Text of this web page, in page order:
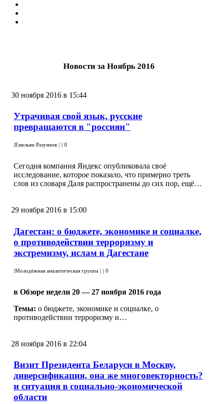
Новости за Ноябрь 2016
30 ноября 2016 в 15:44
Утрачивая свой язык, русские
превращаются в "россиян"
|Емельян Разумеев | | 0
Сегодня компания Яндекс опубликовала своё
исследование, которое показало, что примерно треть
слов из словаря Даля распространены до сих пор, ещё…
29 ноября 2016 в 15:00
Дагестан: о бюджете, экономике и социалке,
о противодействии терроризму и
экстремизму, ислам в Дагестане
|Молодёжная аналитическая группа | | 0
в Обзоре недели 20 — 27 ноября 2016 года
Темы: о бюджете, экономике и социалке, о
противодействии терроризму и…
28 ноября 2016 в 22:04
Визит Президента Беларуси в Москву,
диверсификация, она же многовекторность?
и ситуация в социально-экономической
области